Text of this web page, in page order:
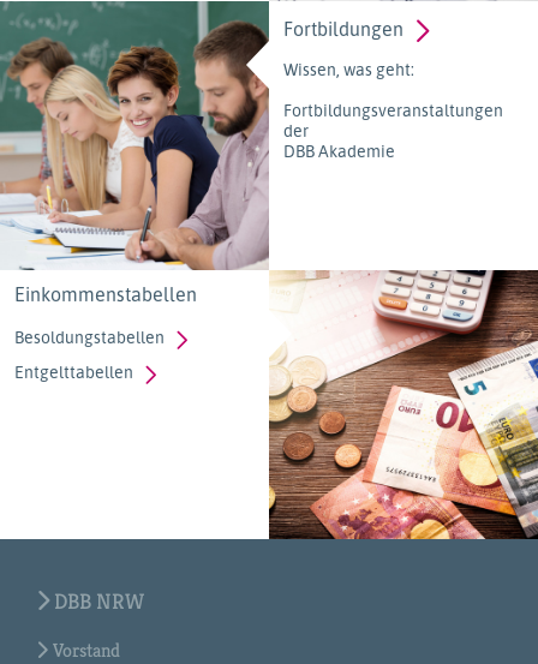
Fortbildungen
Wissen, was geht:
Fortbildungsveranstaltungen
der
DBB Akademie
Einkommenstabellen
Besoldungstabellen
Entgelttabellen
DBB NRW
Vorstand